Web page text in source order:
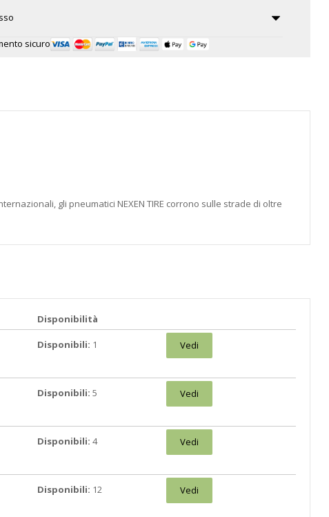
sicuro
gli pneumatici NEXEN TIRE corrono sulle strade di oltre
Disponibilità
Disponibili: 1 Vedi
Disponibili: 5 Vedi
Disponibili: 4 Vedi
Disponibili: 12 Vedi